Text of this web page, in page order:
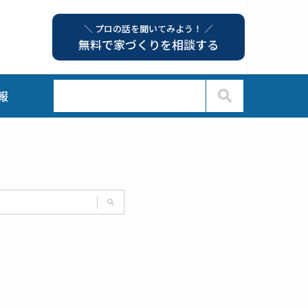
＼ プロの話を聞いてみよう！ ／
無料で家づくりを相談する